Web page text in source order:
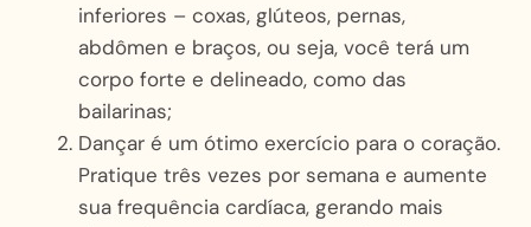
inferiores – coxas, glúteos, pernas,
abdômen e braços, ou seja, você terá um
corpo forte e delineado, como das
bailarinas;
Dançar é um ótimo exercício para o coração.
Pratique três vezes por semana e aumente
sua frequência cardíaca, gerando mais